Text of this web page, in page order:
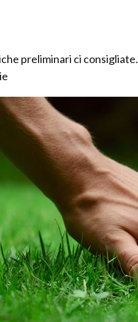
preliminari ci consigliate.